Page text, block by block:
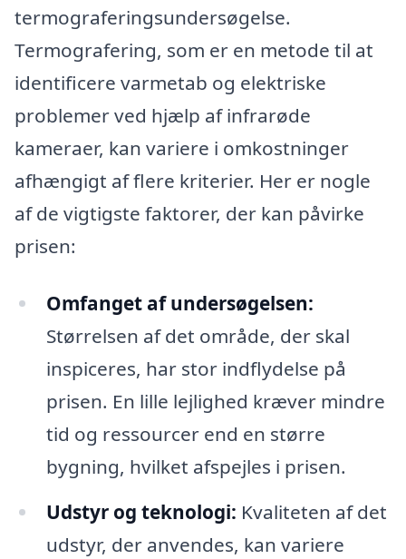
termograferingsundersøgelse.
Termografering, som er en metode til at
identificere varmetab og elektriske
problemer ved hjælp af infrarøde
kameraer, kan variere i omkostninger
afhængigt af flere kriterier. Her er nogle
af de vigtigste faktorer, der kan påvirke
prisen:
Omfanget af undersøgelsen:
Størrelsen af det område, der skal
inspiceres, har stor indflydelse på
prisen. En lille lejlighed kræver mindre
tid og ressourcer end en større
bygning, hvilket afspejles i prisen.
Udstyr og teknologi: Kvaliteten af det
udstyr, der anvendes, kan variere